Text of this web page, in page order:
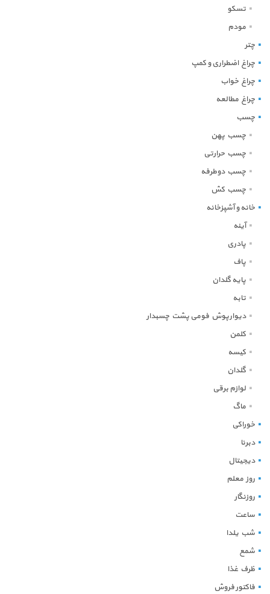
تسکو
مودم
چتر
چراغ اضطراری و کمپ
چراغ خواب
چراغ مطالعه
چسب
چسب پهن
چسب حرارتی
چسب دوطرفه
چسب کش
خانه و آشپزخانه
آینه
پادری
پاف
پایه گلدان
تابه
دیوارپوش فومی پشت چسبدار
کلمن
کیسه
گلدان
لوازم برقی
ماگ
خوراکی
دبرنا
دیجیتال
روز معلم
روزنگار
ساعت
شب یلدا
شمع
ظرف غذا
فاکتور فروش